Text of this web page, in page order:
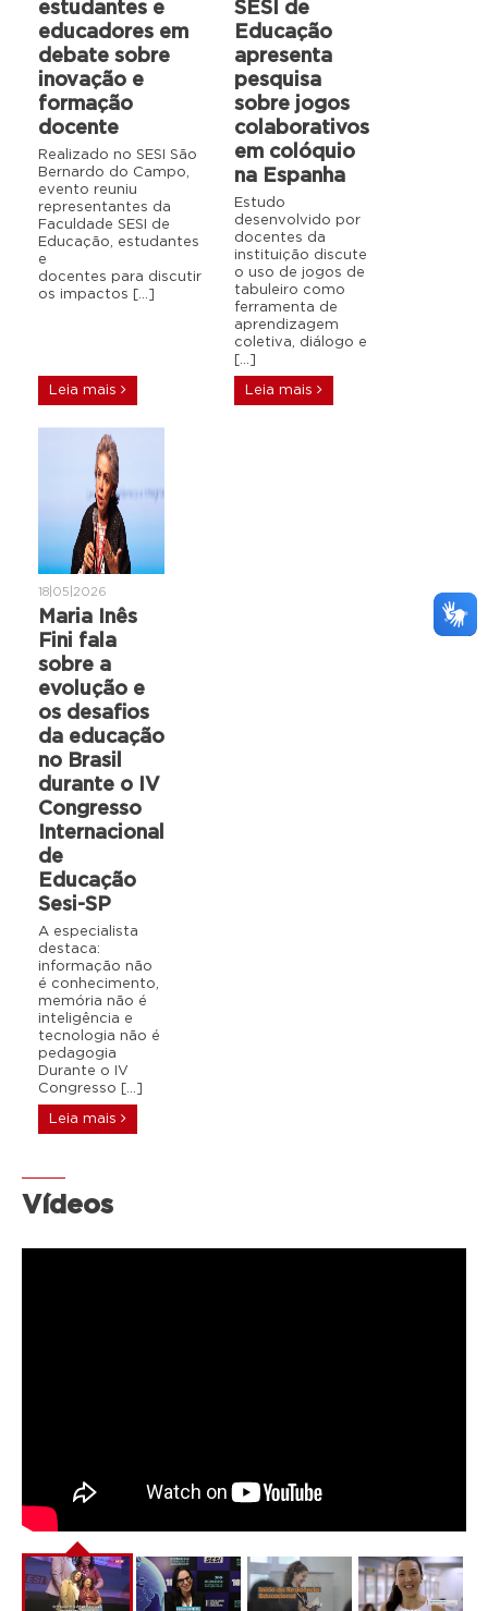
estudantes e
educadores em
debate sobre
inovação e
formação
docente
Realizado no SESI São
Bernardo do Campo,
evento reuniu
representantes da
Faculdade SESI de
Educação, estudantes
e
docentes para discutir
os impactos […]
Leia mais
SESI de
Educação
apresenta
pesquisa
sobre jogos
colaborativos
em colóquio
na Espanha
Estudo
desenvolvido por
docentes da
instituição discute
o uso de jogos de
tabuleiro como
ferramenta de
aprendizagem
coletiva, diálogo e
[…]
Leia mais
18|05|2026
Maria Inês
Fini fala
sobre a
evolução e
os desafios
da educação
no Brasil
durante o IV
Congresso
Internacional
de
Educação
Sesi-SP
A especialista
destaca:
informação não
é conhecimento,
memória não é
inteligência e
tecnologia não é
pedagogia
Durante o IV
Congresso […]
Leia mais
Vídeos